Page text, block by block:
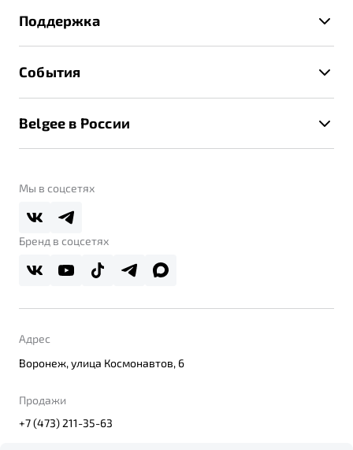
Страхование
Расчет КАСКО
Руководство по эксплуатации
Техническое обслуживание
Калькулятор ТО
Поддержка
Помощь на дорогах
Belgee Линк
Belgee Плюс
Реферальная программа
События
Новости
Belgee в России
О дилерском центре
Правовая информация
Мы в соцсетях
Бренд в соцсетях
Адрес
Воронеж, улица Космонавтов, 6
Продажи
+7 (473) 211-35-63